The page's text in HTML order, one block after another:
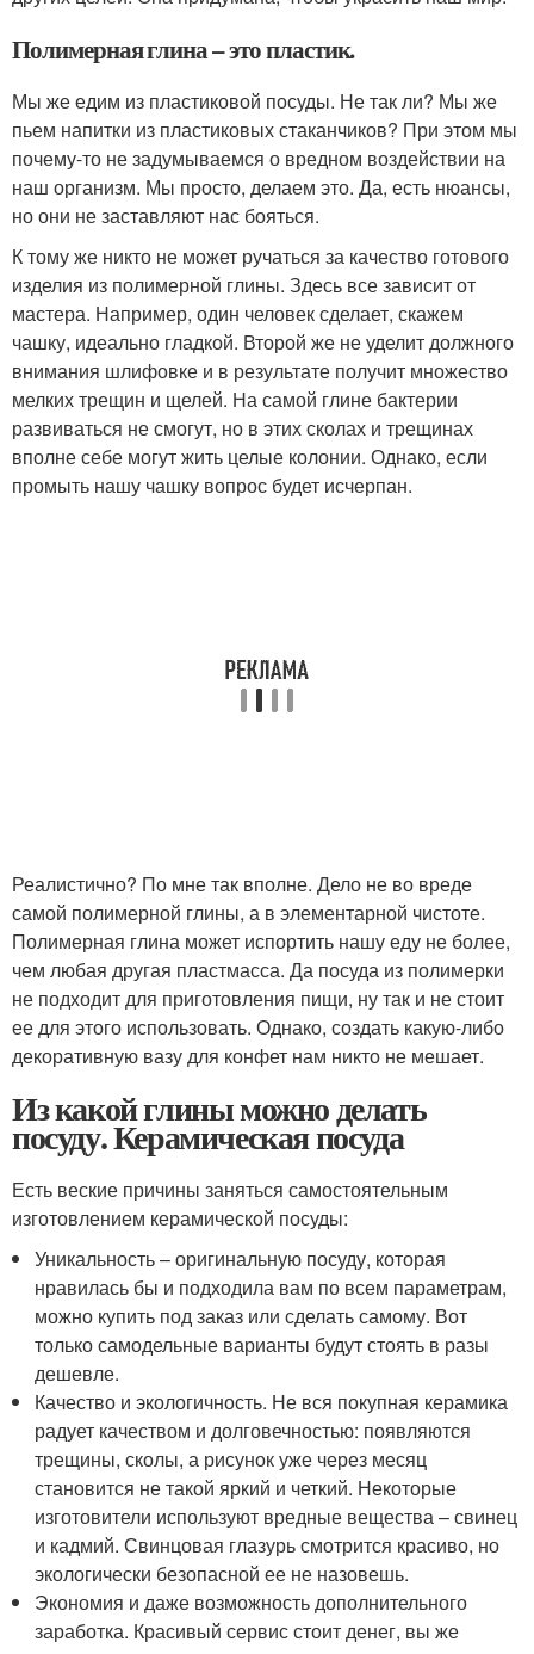
Полимерная глина – это пластик.
Мы же едим из пластиковой посуды. Не так ли? Мы же
пьем напитки из пластиковых стаканчиков? При этом мы
почему-то не задумываемся о вредном воздействии на
наш организм. Мы просто, делаем это. Да, есть нюансы,
но они не заставляют нас бояться.
К тому же никто не может ручаться за качество готового
изделия из полимерной глины. Здесь все зависит от
мастера. Например, один человек сделает, скажем
чашку, идеально гладкой. Второй же не уделит должного
внимания шлифовке и в результате получит множество
мелких трещин и щелей. На самой глине бактерии
развиваться не смогут, но в этих сколах и трещинах
вполне себе могут жить целые колонии. Однако, если
промыть нашу чашку вопрос будет исчерпан.
Реалистично? По мне так вполне. Дело не во вреде
самой полимерной глины, а в элементарной чистоте.
Полимерная глина может испортить нашу еду не более,
чем любая другая пластмасса. Да посуда из полимерки
не подходит для приготовления пищи, ну так и не стоит
ее для этого использовать. Однако, создать какую-либо
декоративную вазу для конфет нам никто не мешает.
Из какой глины можно делать
посуду. Керамическая посуда
Есть веские причины заняться самостоятельным
изготовлением керамической посуды:
Уникальность – оригинальную посуду, которая
нравилась бы и подходила вам по всем параметрам,
можно купить под заказ или сделать самому. Вот
только самодельные варианты будут стоять в разы
дешевле.
Качество и экологичность. Не вся покупная керамика
радует качеством и долговечностью: появляются
трещины, сколы, а рисунок уже через месяц
становится не такой яркий и четкий. Некоторые
изготовители используют вредные вещества – свинец
и кадмий. Свинцовая глазурь смотрится красиво, но
экологически безопасной ее не назовешь.
Экономия и даже возможность дополнительного
заработка. Красивый сервис стоит денег, вы же